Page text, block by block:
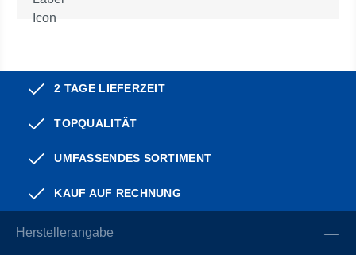
2 TAGE LIEFERZEIT
TOPQUALITÄT
UMFASSENDES SORTIMENT
KAUF AUF RECHNUNG
Herstellerangabe